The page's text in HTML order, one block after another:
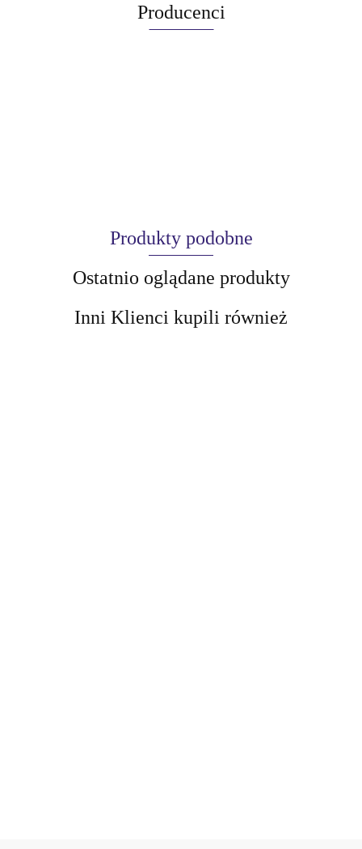
Producenci
Produkty podobne
Ostatnio oglądane produkty
Inni Klienci kupili również